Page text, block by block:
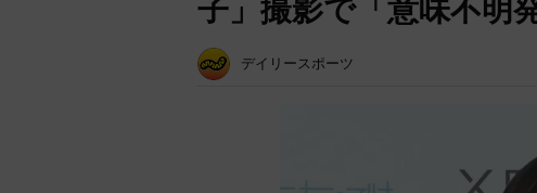
子」撮影で「意味不明
デイリースポーツ